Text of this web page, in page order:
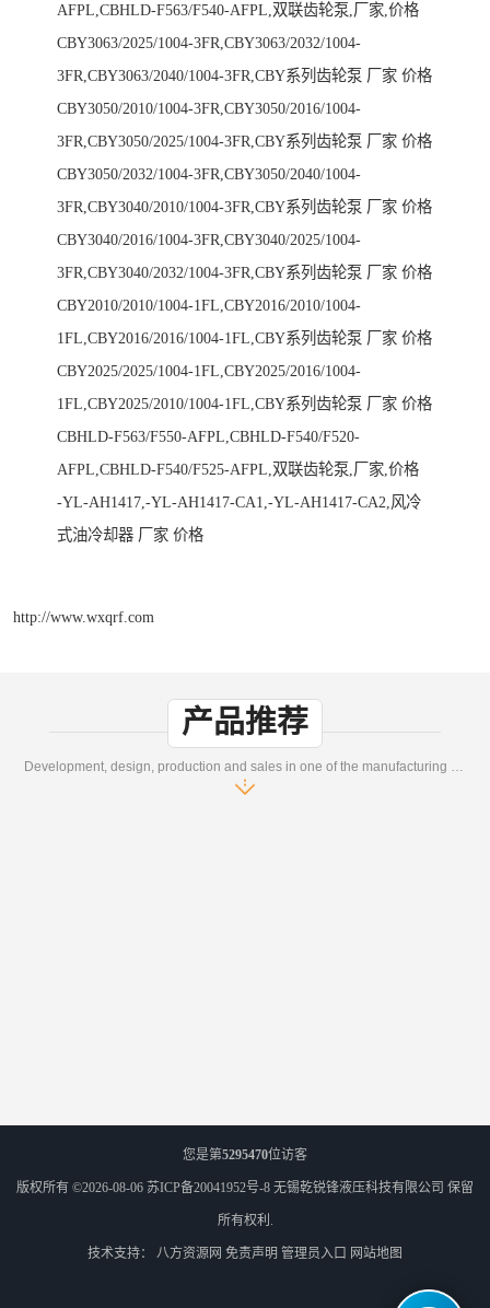
AFPL,CBHLD-F563/F540-AFPL,双联齿轮泵,厂家,价格
CBY3063/2025/1004-3FR,CBY3063/2032/1004-
3FR,CBY3063/2040/1004-3FR,CBY系列齿轮泵 厂家 价格
CBY3050/2010/1004-3FR,CBY3050/2016/1004-
3FR,CBY3050/2025/1004-3FR,CBY系列齿轮泵 厂家 价格
CBY3050/2032/1004-3FR,CBY3050/2040/1004-
3FR,CBY3040/2010/1004-3FR,CBY系列齿轮泵 厂家 价格
CBY3040/2016/1004-3FR,CBY3040/2025/1004-
3FR,CBY3040/2032/1004-3FR,CBY系列齿轮泵 厂家 价格
CBY2010/2010/1004-1FL,CBY2016/2010/1004-
1FL,CBY2016/2016/1004-1FL,CBY系列齿轮泵 厂家 价格
CBY2025/2025/1004-1FL,CBY2025/2016/1004-
1FL,CBY2025/2010/1004-1FL,CBY系列齿轮泵 厂家 价格
CBHLD-F563/F550-AFPL,CBHLD-F540/F520-
AFPL,CBHLD-F540/F525-AFPL,双联齿轮泵,厂家,价格
-YL-AH1417,-YL-AH1417-CA1,-YL-AH1417-CA2,风冷
式油冷却器 厂家 价格
http://www.wxqrf.com
产品推荐
您是第5295470位访客
版权所有 ©2026-08-06 苏ICP备20041952号-8 无锡乾锐锋液压科技有限公司 保留
所有权利.
技术支持： 八方资源网 免责声明 管理员入口 网站地图